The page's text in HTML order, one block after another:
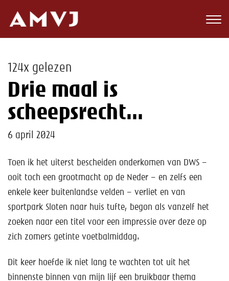
Wedstrijden
Nieuws
Teams
Toekomst
Kalender
Help mee!
Shop
124x gelezen
Drie maal is
scheepsrecht…
6 april 2024
Toen ik het uiterst bescheiden onderkomen van DWS –
ooit toch een grootmacht op de Neder – en zelfs een
enkele keer buitenlandse velden – verliet en van
sportpark Sloten naar huis tufte, begon als vanzelf het
zoeken naar een titel voor een impressie over deze op
zich zomers getinte voetbalmiddag.
Dit keer hoefde ik niet lang te wachten tot uit het
binnenste binnen van mijn lijf een bruikbaar thema